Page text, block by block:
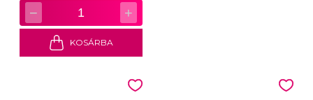
− 1 +
KOSÁRBA